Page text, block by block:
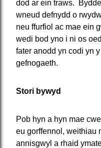
dod ar ein traws.
wneud defnydd o
neu ffurfiol ac mae ein
wedi bod yno i ni os
fater anodd yn codi yn
gefnogaeth.
Stori bywyd
Pob hyn a hyn mae
eu gorffennol, weithiau
annisgwyl a rhaid